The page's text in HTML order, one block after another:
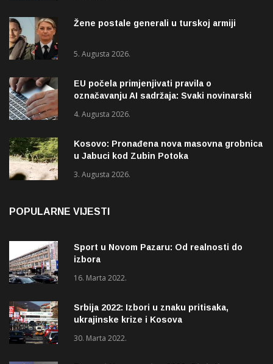
Žene postale generali u turskoj armiji
5. Augusta 2026.
EU počela primjenjivati pravila o
označavanju AI sadržaja: Svaki novinarski
4. Augusta 2026.
Kosovo: Pronađena nova masovna grobnica
u Jabuci kod Zubin Potoka
3. Augusta 2026.
POPULARNE VIJESTI
Sport u Novom Pazaru: Od realnosti do
izbora
16. Marta 2022.
Srbija 2022: Izbori u znaku pritisaka,
ukrajinske krize i Kosova
30. Marta 2022.